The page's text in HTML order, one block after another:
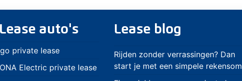
auto's
private lease
Electric private lease
Lease blog
Rijden zonder verrassingen? Dan
start je met een simpele rekensom